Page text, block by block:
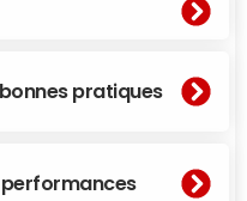
pratiques
performances